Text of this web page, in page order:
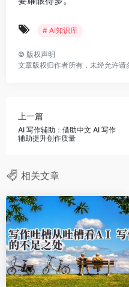
# AI知识库
© 版权声明
文章版权归作者所有，未经允许请
上一篇
AI 写作辅助：借助中文 AI 写作
辅助提升创作质量
相关文章